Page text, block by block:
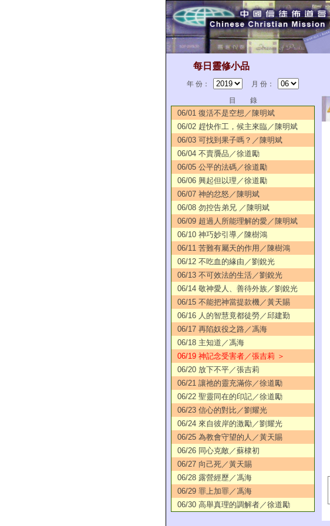
每日靈修小品
年 份：
月 份：
目 錄
06/01 復活不是空想／陳明斌
06/02 趕快作工，候主來臨／陳明斌
06/03 可找到果子嗎？／陳明斌
06/04 不賣贗品／徐道勵
06/05 公平的法碼／徐道勵
06/06 興起但以理／徐道勵
06/07 神的忿怒／陳明斌
06/08 勿控告弟兄 ／陳明斌
06/09 超過人所能理解的愛／陳明斌
06/10 神巧妙引導／陳樹鴻
06/11 苦難有屬天的作用／陳樹鴻
06/12 不吃血的緣由／劉銳光
06/13 不可效法的生活／劉銳光
06/14 敬神愛人、善待外族／劉銳光
06/15 不能把神當提款機／黃天賜
06/16 人的智慧竟都徒勞／邱建勤
06/17 再陷奴役之路／馮海
06/18 主知道／馮海
06/19 神記念受害者／張吉莉 ＞
06/20 放下不平／張吉莉
06/21 讓祂的靈充滿你／徐道勵
06/22 聖靈同在的印記／徐道勵
06/23 信心的對比／劉耀光
06/24 來自彼岸的激勵／劉耀光
06/25 為教會守望的人／黃天賜
06/26 同心克敵／蘇棣初
06/27 向己死／黃天賜
06/28 露營經歷／馮海
06/29 罪上加罪／馮海
06/30 高舉真理的調解者／徐道勵